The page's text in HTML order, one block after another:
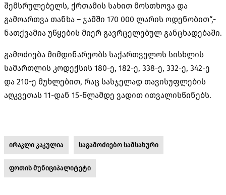
შემსრულებელს, ქრთამის სახით მოსთხოვა და
გამოართვა თანხა – ჯამში 170 000 ლარის ოდენობით“,-
ნათქვამია უწყების მიერ გავრცელებულ განცხადებაში.
გამოძიება მიმდინარეობს საქართველოს სისხლის
სამართლის კოდექსის 180-ე, 182-ე, 338-ე, 332-ე, 342-ე
და 210-ე მუხლებით, რაც სასჯელად თავისუფლების
აღკვეთას 11-დან 15-წლამდე ვადით ითვალისწინებს.
ირაკლი კაკულია საგამოძიებო სამსახური
ფოთის მუნიციპალიტეტი